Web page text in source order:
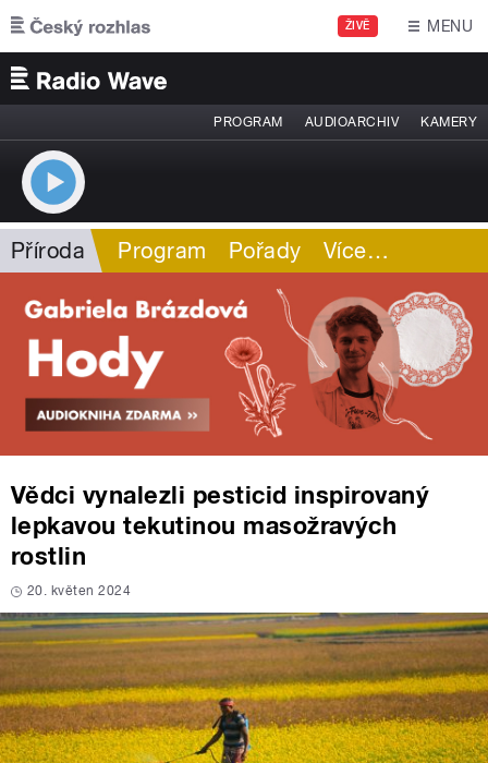
Přejít k hlavnímu obsahu
ŽIVĚ MENU
PROGRAM AUDIOARCHIV KAMERY
Příroda Program Pořady Více…
Vědci vynalezli pesticid inspirovaný
lepkavou tekutinou masožravých
rostlin
20. květen 2024